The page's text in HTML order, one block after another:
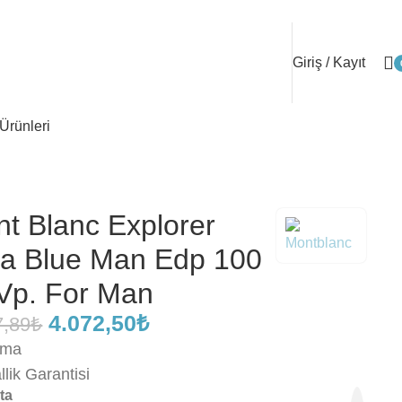
Giriş / Kayıt
Blanc Explorer
Blue Man Edp 100
For Man
₺ 4.072,50₺
Garantisi